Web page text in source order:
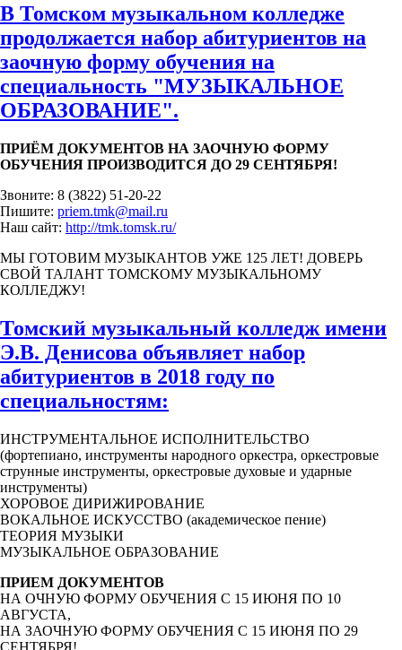
В Томском музыкальном колледже
продолжается набор абитуриентов на
заочную форму обучения на
специальность "МУЗЫКАЛЬНОЕ
ОБРАЗОВАНИЕ".
ПРИЁМ ДОКУМЕНТОВ НА ЗАОЧНУЮ ФОРМУ
ОБУЧЕНИЯ ПРОИЗВОДИТСЯ ДО 29 СЕНТЯБРЯ!
Звоните: 8 (3822) 51-20-22
Пишите: priem.tmk@mail.ru
Наш сайт: http://tmk.tomsk.ru/
МЫ ГОТОВИМ МУЗЫКАНТОВ УЖЕ 125 ЛЕТ! ДОВЕРЬ
СВОЙ ТАЛАНТ ТОМСКОМУ МУЗЫКАЛЬНОМУ
КОЛЛЕДЖУ!
Томский музыкальный колледж имени
Э.В. Денисова объявляет набор
абитуриентов в 2018 году по
специальностям:
ИНСТРУМЕНТАЛЬНОЕ ИСПОЛНИТЕЛЬСТВО
(фортепиано, инструменты народного оркестра, оркестровые
струнные инструменты, оркестровые духовые и ударные
инструменты)
ХОРОВОЕ ДИРИЖИРОВАНИЕ
ВОКАЛЬНОЕ ИСКУССТВО (академическое пение)
ТЕОРИЯ МУЗЫКИ
МУЗЫКАЛЬНОЕ ОБРАЗОВАНИЕ
ПРИЕМ ДОКУМЕНТОВ
НА ОЧНУЮ ФОРМУ ОБУЧЕНИЯ С 15 ИЮНЯ ПО 10
АВГУСТА,
НА ЗАОЧНУЮ ФОРМУ ОБУЧЕНИЯ С 15 ИЮНЯ ПО 29
СЕНТЯБРЯ!